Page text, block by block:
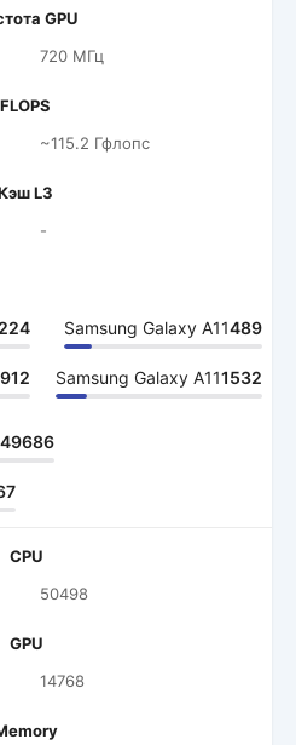
GPU
720 МГц
FLOPS
~115.2 Гфлопс
L3
-
Samsung Galaxy A11489
Samsung Galaxy A111532
CPU
50498
GPU
14768